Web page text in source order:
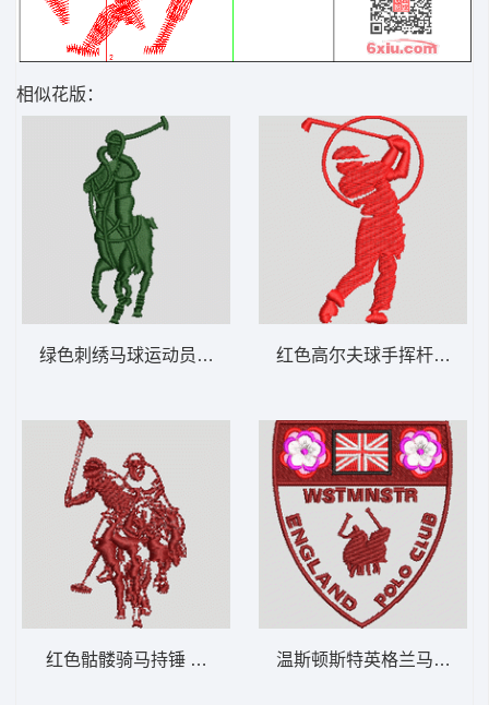
相似花版：
绿色刺绣马球运动员标志 保罗 骑马 polo 男
红色骷髅骑马持锤 保罗 骑马 polo 男
红色高尔夫球手挥杆剪影
温斯顿斯特英格兰马球俱